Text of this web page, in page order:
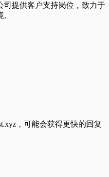
司提供客户支持岗位，致力于
，可能会获得更快的回复